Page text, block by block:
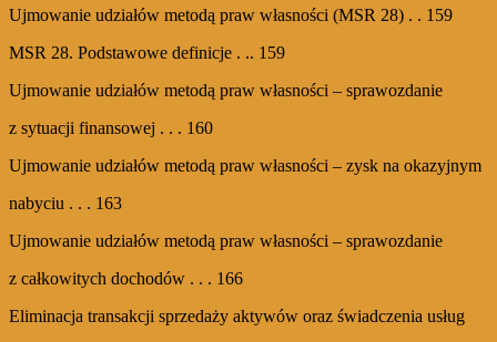
Ujmowanie udziałów metodą praw własności (MSR 28) . . 159
MSR 28. Podstawowe definicje . .. 159
Ujmowanie udziałów metodą praw własności – sprawozdanie
z sytuacji finansowej . . . 160
Ujmowanie udziałów metodą praw własności – zysk na okazyjnym
nabyciu . . . 163
Ujmowanie udziałów metodą praw własności – sprawozdanie
z całkowitych dochodów . . . 166
Eliminacja transakcji sprzedaży aktywów oraz świadczenia usług